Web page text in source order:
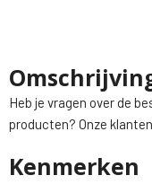
Heb je vragen over de
producten? Onze
Kenmerken